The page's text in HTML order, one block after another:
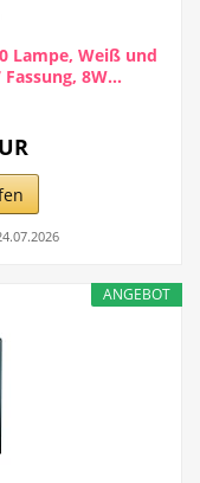
Lampe, Weiß und
8W...
ANGEBOT